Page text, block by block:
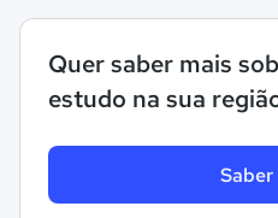
Quer saber mais
estudo na sua
Saber